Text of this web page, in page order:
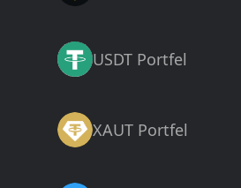
USDT Portfel
XAUT Portfel